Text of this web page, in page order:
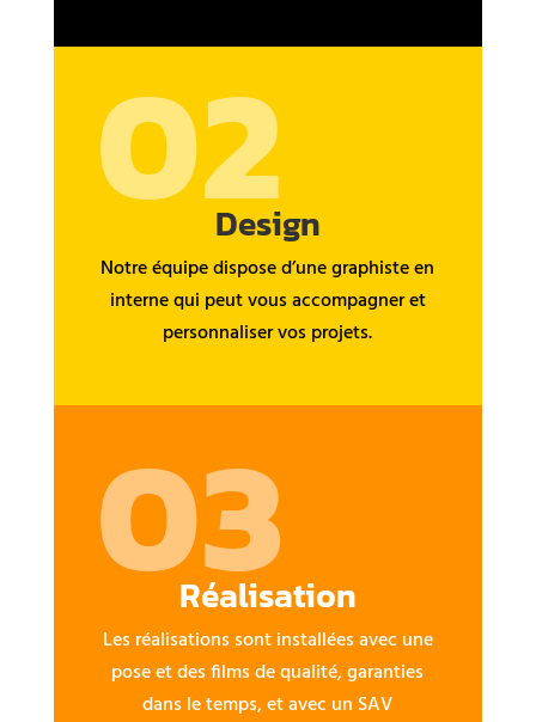
02
Design
Notre équipe dispose d’une graphiste en
interne qui peut vous accompagner et
personnaliser vos projets.
03
Réalisation
Les réalisations sont installées avec une
pose et des films de qualité, garanties
dans le temps, et avec un SAV